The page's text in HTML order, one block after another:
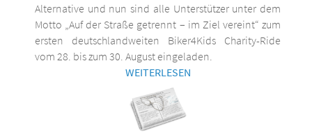
Alternative und nun sind alle Unterstützer unter dem
Motto „Auf der Straße getrennt – im Ziel vereint“ zum
ersten deutschlandweiten Biker4Kids Charity-Ride
vom 28. bis zum 30. August eingeladen.
WEITERLESEN